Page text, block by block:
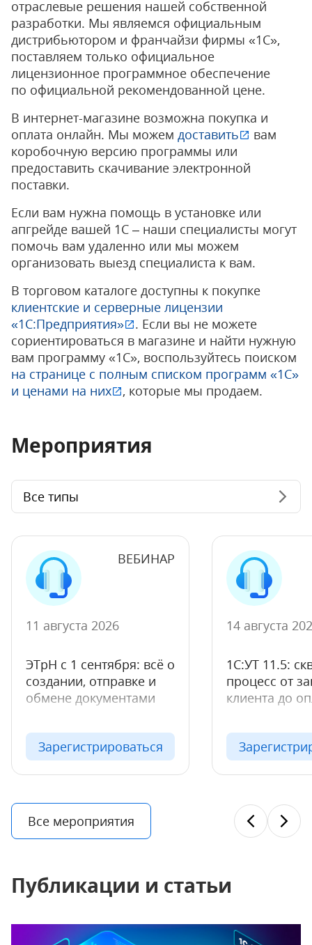
отраслевые решения нашей собственной
разработки. Мы являемся официальным
дистрибьютором и франчайзи фирмы «1С»,
поставляем только официальное
лицензионное программное обеспечение
по официальной рекомендованной цене.
В интернет-магазине возможна покупка и
оплата онлайн. Мы можем доставить
вам
коробочную версию программы или
предоставить скачивание электронной
поставки.
Если вам нужна помощь в установке или
апгрейде вашей 1С – наши специалисты могут
помочь вам удаленно или мы можем
организовать выезд специалиста к вам.
В торговом каталоге доступны к покупке
клиентские и серверные лицензии
«1С:Предприятия»
. Если вы не можете
сориентироваться в магазине и найти нужную
вам программу «1С», воспользуйтесь поиском
на странице с полным списком программ «1С»
и ценами на них
, которые мы продаем.
Мероприятия
Все типы
ВЕБИНАР
11 августа 2026
ЭТрН с 1 сентября: всё о
создании, отправке и
обмене документами
Зарегистрироваться
14 августа
1С:УТ 11.5:
процесс от
клиента до
Все мероприятия
Публикации и статьи